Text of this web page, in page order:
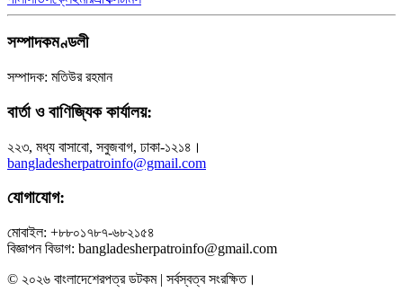
সম্পাদকমণ্ডলী
সম্পাদক: মতিউর রহমান
বার্তা ও বাণিজ্যিক কার্যালয়:
২২৩, মধ্য বাসাবো, সবুজবাগ, ঢাকা-১২১৪।
bangladesherpatroinfo@gmail.com
যোগাযোগ:
মোবাইল: +৮৮০১৭৮৭-৬৮২১৫৪
বিজ্ঞাপন বিভাগ: bangladesherpatroinfo@gmail.com
© ২০২৬ বাংলাদেশেরপত্র ডটকম | সর্বস্বত্ব সংরক্ষিত।